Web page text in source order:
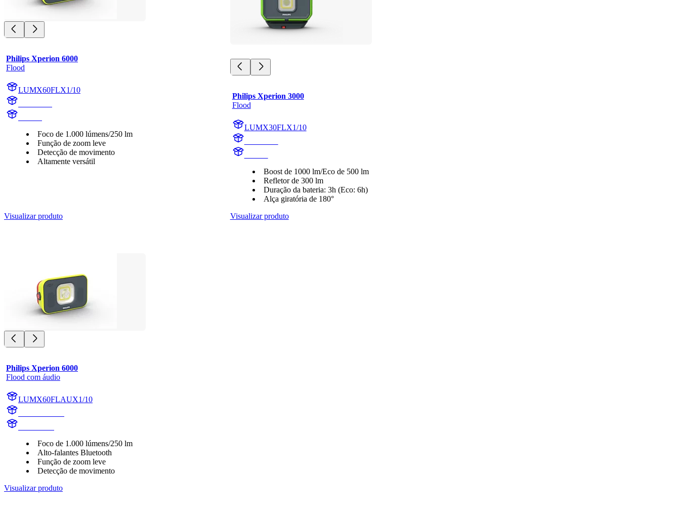
Philips Xperion 6000
Flood
LUMX60FLX1/10
Foco de 1.000 lúmens/250 lm
Função de zoom leve
Detecção de movimento
Altamente versátil
Visualizar produto
Philips Xperion 3000
Flood
LUMX30FLX1/10
Boost de 1000 lm/Eco de 500 lm
Refletor de 300 lm
Duração da bateria: 3h (Eco: 6h)
Alça giratória de 180°
Visualizar produto
Philips Xperion 6000
Flood com áudio
LUMX60FLAUX1/10
Foco de 1.000 lúmens/250 lm
Alto-falantes Bluetooth
Função de zoom leve
Detecção de movimento
Visualizar produto